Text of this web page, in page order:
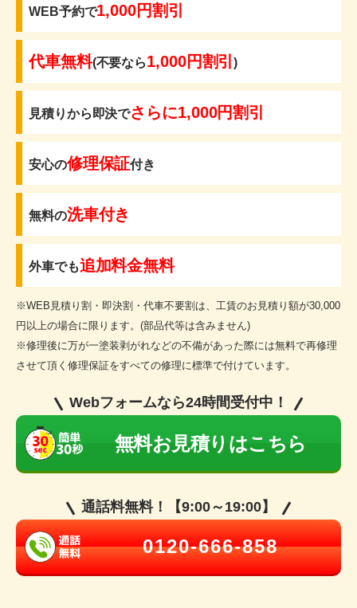
WEB予約で1,000円割引
代車無料(不要なら1,000円割引)
見積りから即決でさらに1,000円割引
安心の修理保証付き
無料の洗車付き
外車でも追加料金無料
※WEB見積り割・即決割・代車不要割は、工賃のお見積り額が30,000
円以上の場合に限ります。(部品代等は含みません)
※修理後に万が一塗装剥がれなどの不備があった際には無料で再修理
させて頂く修理保証をすべての修理に標準で付けています。
Webフォームなら24時間受付中！
無料お見積りはこちら
通話料無料！【9:00～19:00】
0120-666-858